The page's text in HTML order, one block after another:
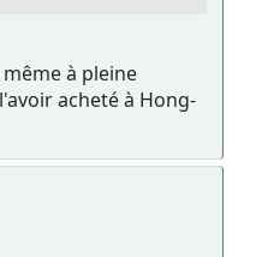
à pleine
acheté à Hong-